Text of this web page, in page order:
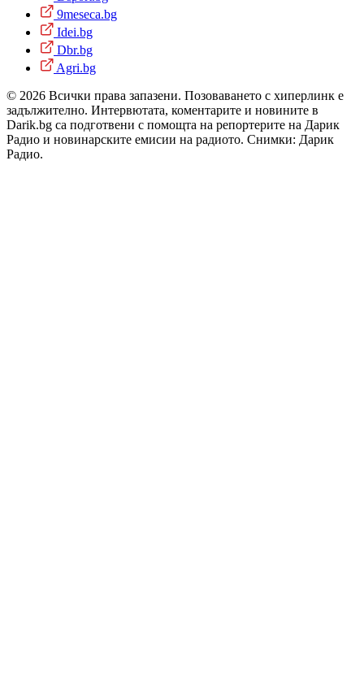
9meseca.bg
Idei.bg
Dbr.bg
Agri.bg
© 2026 Всички права запазени. Позоваването с хиперлинк е
задължително. Интервютата, коментарите и новините в
Darik.bg са подготвени с помощта на репортерите на Дарик
Радио и новинарските емисии на радиото. Снимки: Дарик
Радио.